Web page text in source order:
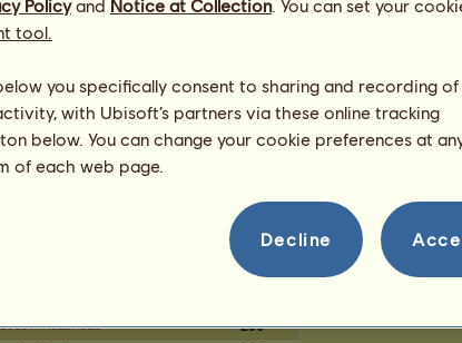
Não há nada a apresentar nesta classificação
Número
299
ζuso*
299
ลэ ƒ๏µи∂ล†เ๏и ♞
298
297
297
ʟᴜsɪᴛᴀɴɪᴇᴅᴀᴅᴇs
296
Policyand Notice at Collection. You can set your
tool.
you specifically consent to sharing and recording of
with Ubisoft’s partners via these online tracking
below. You can change your cookie preferences at
of each web page.
Decline